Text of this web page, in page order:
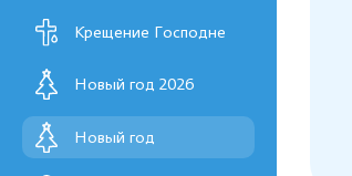
Крещение Господне
Новый год 2026
Новый год